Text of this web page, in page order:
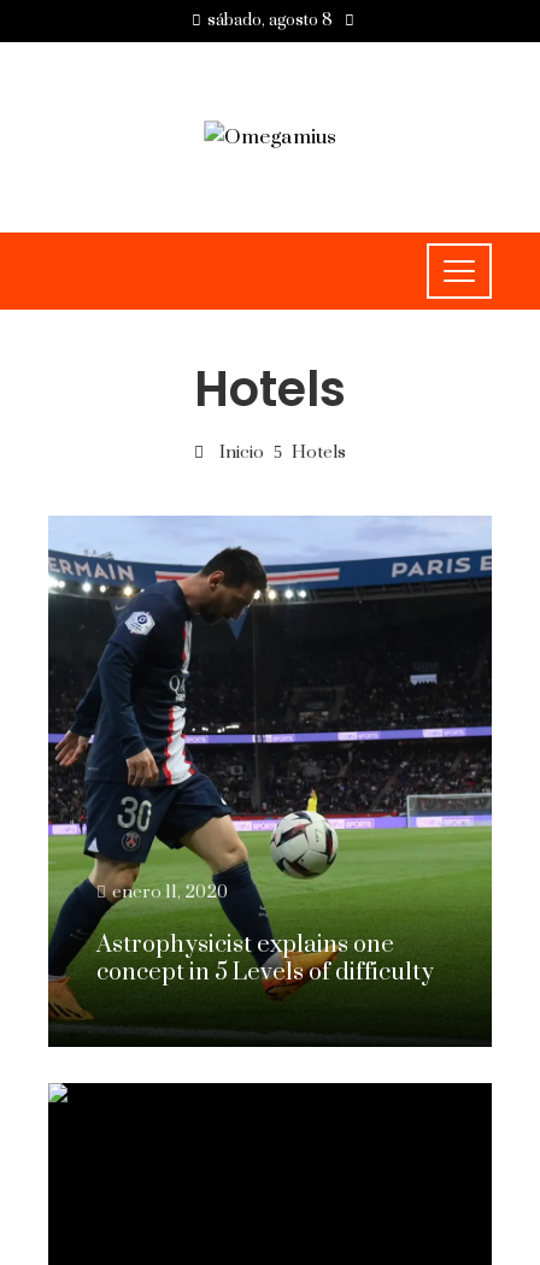
sábado, agosto 8
Hotels
Inicio Hotels
enero 11, 2020
Astrophysicist explains one
concept in 5 Levels of difficulty